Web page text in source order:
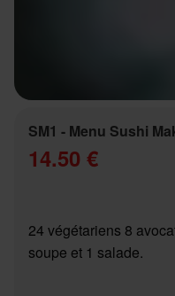
SM1 - Menu Sushi
14.50 €
24 végétariens 8
soupe et 1 salade.